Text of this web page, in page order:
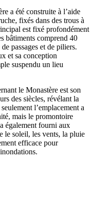
a été construite à l’aide
fixés dans des trous à
est fixé profondément
bâtiments comprend 40
passages et de piliers.
et sa conception
suspendu un lieu
le Monastère est son
des siècles, révélant la
l’emplacement a
mais le promontoire
également fourni aux
le soleil, les vents, la pluie
efficace pour